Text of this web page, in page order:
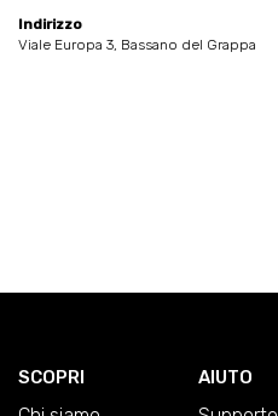
Indirizzo
Viale Europa 3, Bassano del Grappa
SCOPRI AIUTO